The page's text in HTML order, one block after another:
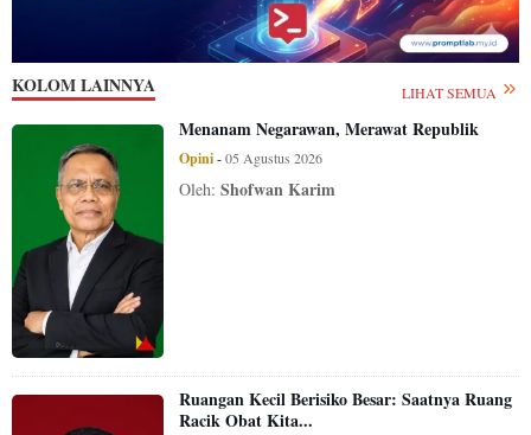
KOLOM LAINNYA LIHAT SEMUA
Menanam Negarawan, Merawat Republik
Opini-05 Agustus 2026
Oleh:Shofwan Karim
Ruangan Kecil Berisiko Besar: Saatnya Ruang
Racik Obat Kita...